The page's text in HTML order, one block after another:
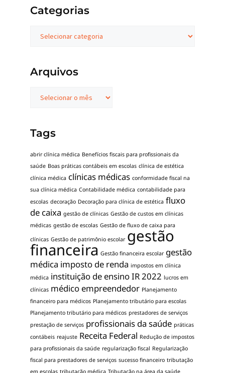
Categorias
Arquivos
Tags
abrir clínica médica Benefícios fiscais para profissionais da
saúde Boas práticas contábeis em escolas clínica de estética
clínica médica clínicas médicas conformidade fiscal na
sua clínica médica Contabilidade médica contabilidade para
escolas decoração Decoração para clínica de estética fluxo
de caixa gestão de clínicas Gestão de custos em clínicas
médicas gestão de escolas Gestão de fluxo de caixa para
clínicas Gestão de patrimônio escolar gestão
financeira Gestão financeira escolar gestão
médica imposto de renda impostos em clínica
médica instituição de ensinoIR 2022 lucros em
clínicas médico empreendedor Planejamento
financeiro para médicos Planejamento tributário para escolas
Planejamento tributário para médicos prestadores de serviços
prestação de serviços profissionais da saúde práticas
contábeis reajuste Receita Federal Redução de impostos
para profissionais da saúde regularização fiscal Regularização
fiscal para prestadores de serviços sucesso financeiro tributação
em escolas tributação médica Tributação na área da saúde